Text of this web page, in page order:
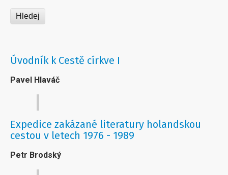
Úvodník k Cestě církve I
Pavel Hlaváč
Expedice zakázané literatury holandskou
cestou v letech 1976 - 1989
Petr Brodský